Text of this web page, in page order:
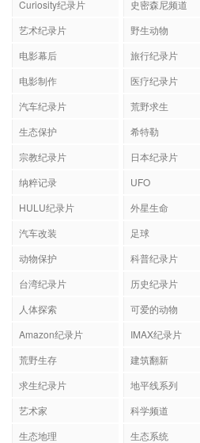
Curiosity纪录片 史密森尼频道
艺术纪录片
野生动物
电影幕后
旅行纪录片
电影制作
医疗纪录片
汽车纪录片
荒野求生
生态保护
希特勒
宗教纪录片
日本纪录片
纳粹记录
UFO
HULU纪录片
外星生命
汽车改装
足球
动物保护
科普纪录片
台湾纪录片
历史纪录片
人体探索
可爱的动物
Amazon纪录片
IMAX纪录片
荒野生存
建筑翻新
求生纪录片
地平线系列
艺术家
科学频道
生态地理
生态系统